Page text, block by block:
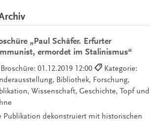
„Paul Schäfer. Erfurter
ermordet im Stalinismus“
Broschüre: 01.12.2019 12:00
Kategorie:
Bibliothek, Forschung,
Wissenschaft, Geschichte, Topf und
Publikation dekonstruiert mit historischen